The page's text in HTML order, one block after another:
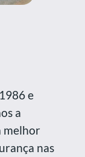
e
a
melhor
nas